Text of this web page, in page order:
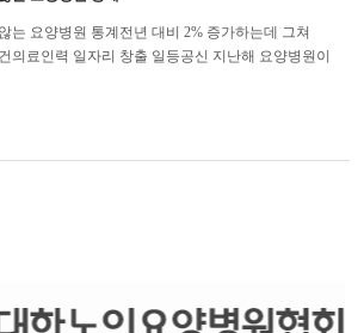
는 요양병원 통계전년 대비 2% 증가하는데 그쳐
의료인력 일자리 창출 일등공신 지난해 요양병원이
이 급격하게 둔화되고 있다. 그러나 건강...